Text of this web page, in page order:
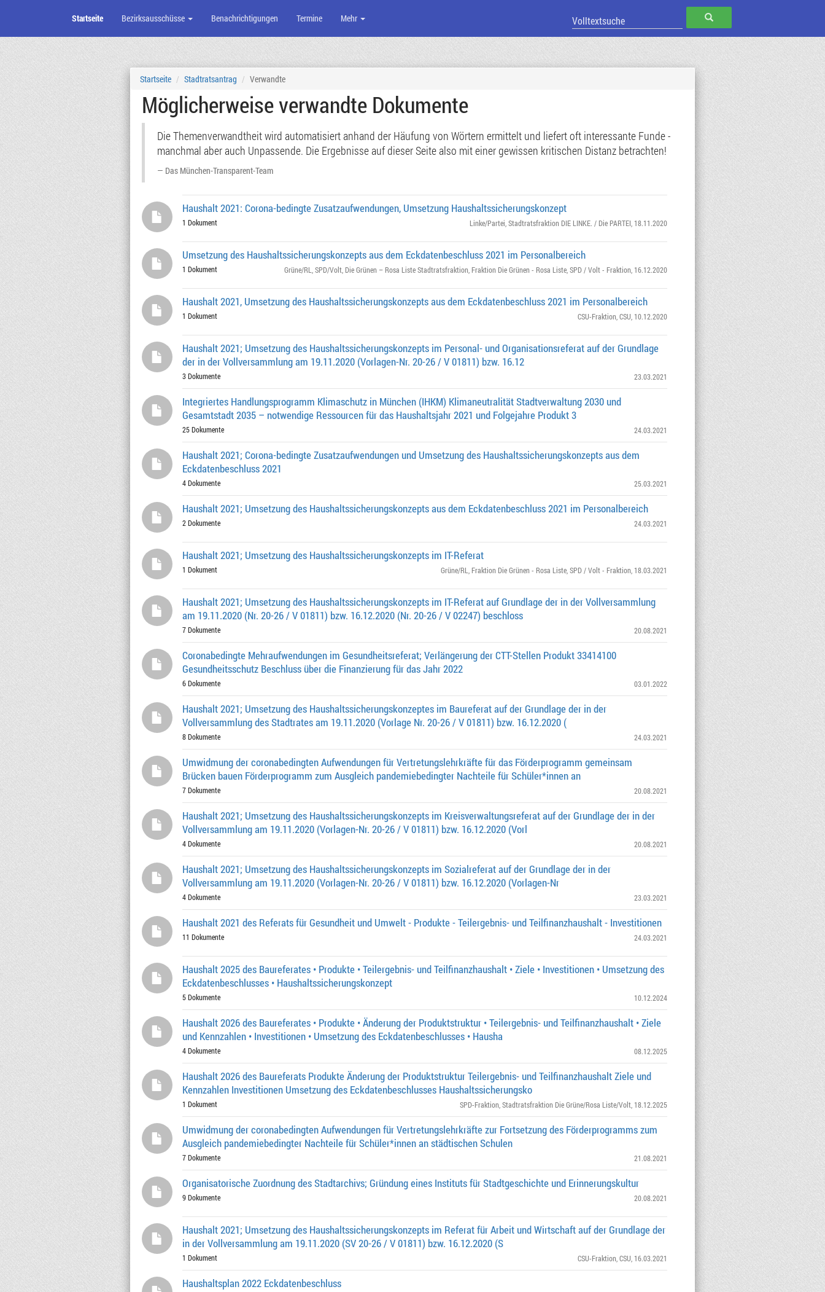
Zum
Seiteninhalt
SUCHEN
Startseite Bezirksausschüsse Benachrichtigungen Termine Mehr
Startseite Stadtratsantrag Verwandte
Möglicherweise verwandte Dokumente
Die Themenverwandtheit wird automatisiert anhand der Häufung von Wörtern ermittelt und liefert oft interessante Funde -
manchmal aber auch Unpassende. Die Ergebnisse auf dieser Seite also mit einer gewissen kritischen Distanz betrachten!
Das München-Transparent-Team
Haushalt 2021: Corona-bedingte Zusatzaufwendungen, Umsetzung Haushaltssicherungskonzept
1 Dokument Linke/Partei Stadtratsfraktion DIE LINKE. / Die PARTEI , 18.11.2020
Umsetzung des Haushaltssicherungskonzepts aus dem Eckdatenbeschluss 2021 im Personalbereich
1 Dokument Grüne/RL SPD/Volt, Die Grünen – Rosa Liste Stadtratsfraktion Fraktion Die Grünen - Rosa Liste, SPD / Volt - Fraktion , 16.12.2020
Haushalt 2021, Umsetzung des Haushaltssicherungskonzepts aus dem Eckdatenbeschluss 2021 im Personalbereich
1 Dokument CSU-Fraktion CSU , 10.12.2020
Haushalt 2021; Umsetzung des Haushaltssicherungskonzepts im Personal- und Organisationsreferat auf der Grundlage
der in der Vollversammlung am 19.11.2020 (Vorlagen-Nr. 20-26 / V 01811) bzw. 16.12
3 Dokumente 23.03.2021
Integriertes Handlungsprogramm Klimaschutz in München (IHKM) Klimaneutralität Stadtverwaltung 2030 und
Gesamtstadt 2035 – notwendige Ressourcen für das Haushaltsjahr 2021 und Folgejahre Produkt 3
25 Dokumente 24.03.2021
Haushalt 2021; Corona-bedingte Zusatzaufwendungen und Umsetzung des Haushaltssicherungskonzepts aus dem
Eckdatenbeschluss 2021
4 Dokumente 25.03.2021
Haushalt 2021; Umsetzung des Haushaltssicherungskonzepts aus dem Eckdatenbeschluss 2021 im Personalbereich
2 Dokumente 24.03.2021
Haushalt 2021; Umsetzung des Haushaltssicherungskonzepts im IT-Referat
1 Dokument Grüne/RL Fraktion Die Grünen - Rosa Liste, SPD / Volt - Fraktion , 18.03.2021
Haushalt 2021; Umsetzung des Haushaltssicherungskonzepts im IT-Referat auf Grundlage der in der Vollversammlung
am 19.11.2020 (Nr. 20-26 / V 01811) bzw. 16.12.2020 (Nr. 20-26 / V 02247) beschloss
7 Dokumente 20.08.2021
Coronabedingte Mehraufwendungen im Gesundheitsreferat; Verlängerung der CTT-Stellen Produkt 33414100
Gesundheitsschutz Beschluss über die Finanzierung für das Jahr 2022
6 Dokumente 03.01.2022
Haushalt 2021; Umsetzung des Haushaltssicherungskonzeptes im Baureferat auf der Grundlage der in der
Vollversammlung des Stadtrates am 19.11.2020 (Vorlage Nr. 20-26 / V 01811) bzw. 16.12.2020 (
8 Dokumente 24.03.2021
Umwidmung der coronabedingten Aufwendungen für Vertretungslehrkräfte für das Förderprogramm gemeinsam
Brücken bauen Förderprogramm zum Ausgleich pandemiebedingter Nachteile für Schüler*innen an
7 Dokumente 20.08.2021
Haushalt 2021; Umsetzung des Haushaltssicherungskonzepts im Kreisverwaltungsreferat auf der Grundlage der in der
Vollversammlung am 19.11.2020 (Vorlagen-Nr. 20-26 / V 01811) bzw. 16.12.2020 (Vorl
4 Dokumente 20.08.2021
Haushalt 2021; Umsetzung des Haushaltssicherungskonzepts im Sozialreferat auf der Grundlage der in der
Vollversammlung am 19.11.2020 (Vorlagen-Nr. 20-26 / V 01811) bzw. 16.12.2020 (Vorlagen-Nr
4 Dokumente 23.03.2021
Haushalt 2021 des Referats für Gesundheit und Umwelt - Produkte - Teilergebnis- und Teilfinanzhaushalt - Investitionen
11 Dokumente 24.03.2021
Haushalt 2025 des Baureferates • Produkte • Teilergebnis- und Teilfinanzhaushalt • Ziele • Investitionen • Umsetzung des
Eckdatenbeschlusses • Haushaltssicherungskonzept
5 Dokumente 10.12.2024
Haushalt 2026 des Baureferates • Produkte • Änderung der Produktstruktur • Teilergebnis- und Teilfinanzhaushalt • Ziele
und Kennzahlen • Investitionen • Umsetzung des Eckdatenbeschlusses • Hausha
4 Dokumente 08.12.2025
Haushalt 2026 des Baureferats Produkte Änderung der Produktstruktur Teilergebnis- und Teilfinanzhaushalt Ziele und
Kennzahlen Investitionen Umsetzung des Eckdatenbeschlusses Haushaltssicherungsko
1 Dokument SPD-Fraktion Stadtratsfraktion Die Grüne/Rosa Liste/Volt, 18.12.2025
Umwidmung der coronabedingten Aufwendungen für Vertretungslehrkräfte zur Fortsetzung des Förderprogramms zum
Ausgleich pandemiebedingter Nachteile für Schüler*innen an städtischen Schulen
7 Dokumente 21.08.2021
Organisatorische Zuordnung des Stadtarchivs; Gründung eines Instituts für Stadtgeschichte und Erinnerungskultur
9 Dokumente 20.08.2021
Haushalt 2021; Umsetzung des Haushaltssicherungskonzepts im Referat für Arbeit und Wirtschaft auf der Grundlage der
in der Vollversammlung am 19.11.2020 (SV 20-26 / V 01811) bzw. 16.12.2020 (S
1 Dokument CSU-Fraktion CSU , 16.03.2021
Haushaltsplan 2022 Eckdatenbeschluss